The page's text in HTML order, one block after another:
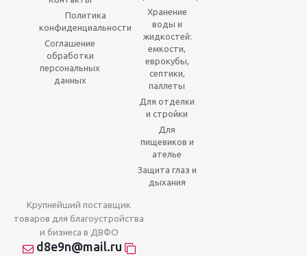
Политика
конфиденциальности
Соглашение
обработки
персональных
данных
Хранение
воды и
жидкостей:
емкости,
еврокубы,
септики,
паллеты
Для отделки
и стройки
Для
пищевиков и
ателье
Защита глаз и
дыхания
Крупнейший поставщик
товаров для благоустройства
и бизнеса в ДВФО
d8e9n@mail.ru